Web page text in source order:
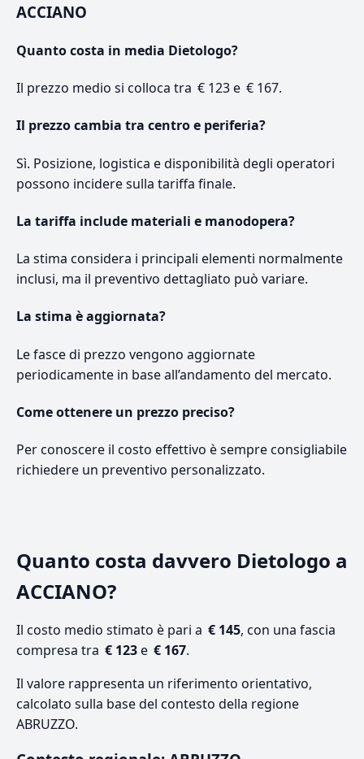
ACCIANO
Quanto costa in media Dietologo?
Il prezzo medio si colloca tra € 123 e € 167.
Il prezzo cambia tra centro e periferia?
Sì. Posizione, logistica e disponibilità degli operatori
possono incidere sulla tariffa finale.
La tariffa include materiali e manodopera?
La stima considera i principali elementi normalmente
inclusi, ma il preventivo dettagliato può variare.
La stima è aggiornata?
Le fasce di prezzo vengono aggiornate
periodicamente in base all’andamento del mercato.
Come ottenere un prezzo preciso?
Per conoscere il costo effettivo è sempre consigliabile
richiedere un preventivo personalizzato.
Quanto costa davvero Dietologo a
ACCIANO?
Il costo medio stimato è pari a € 145, con una fascia
compresa tra € 123e € 167.
Il valore rappresenta un riferimento orientativo,
calcolato sulla base del contesto della regione
ABRUZZO.